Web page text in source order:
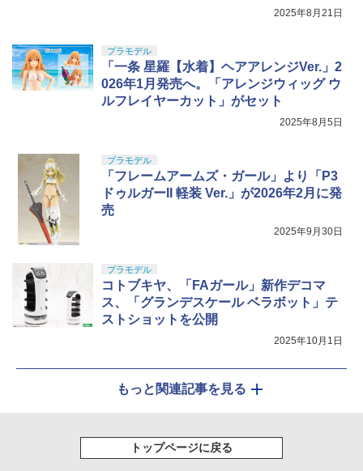
2025年8月21日
プラモデル
「一条 星羅【水着】ヘアアレンジVer.」2
026年1月発売へ。「アレンジウィッグ ウ
ルフレイヤーカット」がセット
2025年8月5日
プラモデル
「フレームアームズ・ガール」より「P3
ドゥルガーII 軽装 Ver.」が2026年2月に発
売
2025年9月30日
プラモデル
コトブキヤ、「FAガール」新作デコマ
ス、「グランデスケール ベラボット」テ
ストショットを公開
2025年10月1日
もっと関連記事を見る
トップページに戻る